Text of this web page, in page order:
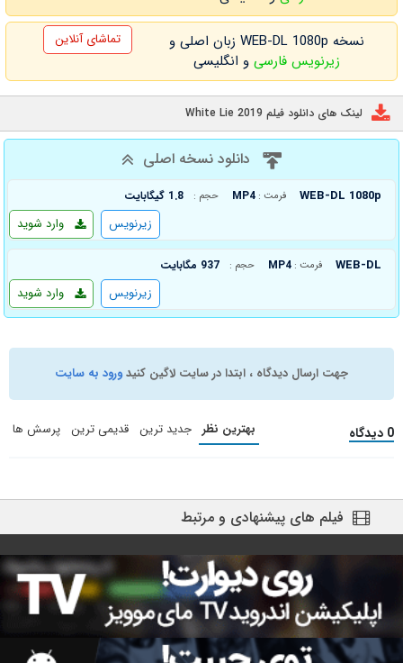
نسخه WEB-DL 1080p زبان اصلی و
زیرنویس فارسی و انگلیسی
تماشای آنلاین
لینک های دانلود فیلم White Lie 2019
دانلود نسخه اصلی
WEB-DL 1080p فرمت : MP4 حجم : 1.8 گیگابایت
وارد شوید زیرنویس
WEB-DL فرمت : MP4 حجم : 937 مگابایت
وارد شوید زیرنویس
جهت ارسال دیدگاه ، ابتدا در سایت لاگین کنیدورود به سایت
0 دیدگاه بهترین نظر جدید ترین قدیمی ترین پرسش ها
فیلم های پیشنهادی و مرتبط